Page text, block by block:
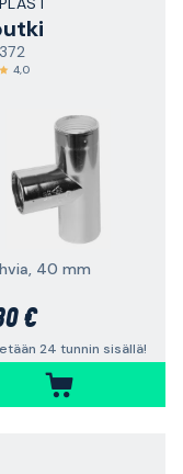
4,0
40 mm
€
24 tunnin sisällä!